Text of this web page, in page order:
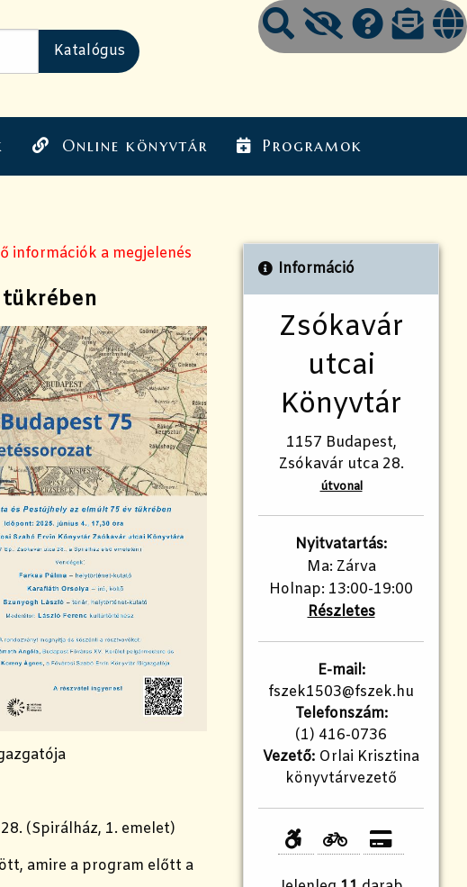
Online könyvtár Programok
információk a megjelenés
tükrében
(Spirálház, 1. emelet)
amire a program előtt a
Információ
Zsókavár
utcai
Könyvtár
1157 Budapest,
Zsókavár utca 28.
útvonal
Nyitvatartás:
Ma: Zárva
Holnap: 13:00-19:00
Részletes
E-mail:
fszek1503@fszek.hu
Telefonszám:
(1) 416-0736
Vezető: Orlai Krisztina
könyvtárvezető